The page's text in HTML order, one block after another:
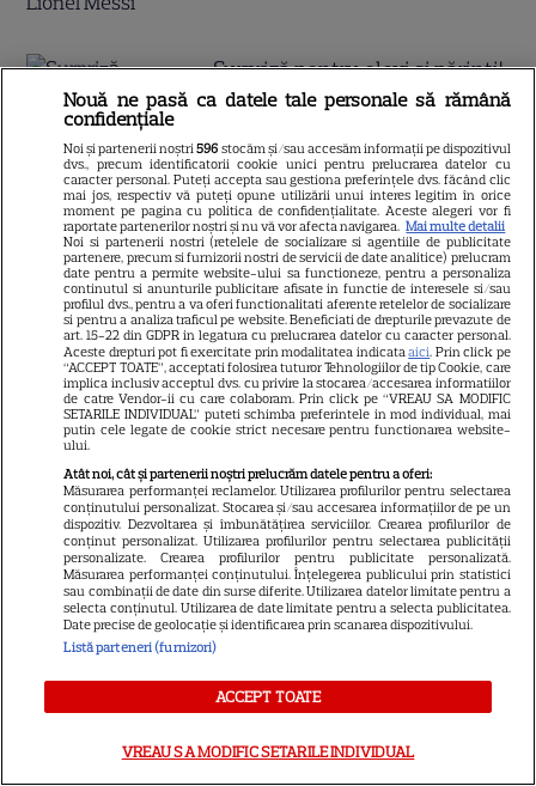
Surpriză pentru elevi și părinți!
Școala începe mai devreme ca
decis Ministerul Educației
Tragedia înfiorătoare a
momentului în România!
Artista noastră și-a luat Adio
pe Facebook și a murit! Am
aflat chiar acum și nu ne mai
revenim din șoc! Ce i s-a
întâmplat este crunt
SERIALE
Nouă ne pasă ca datele tale personale să rămână
confidențiale
Noi și partenerii noștri596 stocăm și/sau accesăm informații pe dispozitivul
dvs., precum identificatorii cookie unici pentru prelucrarea datelor cu
caracter personal. Puteți accepta sau gestiona preferințele dvs. făcând clic
mai jos, respectiv vă puteți opune utilizării unui interes legitim în orice
moment pe pagina cu politica de confidențialitate. Aceste alegeri vor fi
raportate partenerilor noștri și nu vă vor afecta navigarea. Mai multe detalii
Noi si partenerii nostri (retelele de socializare si agentiile de publicitate
partenere, precum si furnizorii nostri de servicii de date analitice) prelucram
date pentru a permite website-ului sa functioneze, pentru a personaliza
continutul si anunturile publicitare afisate in functie de interesele si/sau
profilul dvs., pentru a va oferi functionalitati aferente retelelor de socializare
si pentru a analiza traficul pe website. Beneficiati de drepturile prevazute de
art. 15-22 din GDPR in legatura cu prelucrarea datelor cu caracter personal.
Aceste drepturi pot fi exercitate prin modalitatea indicataaici. Prin click pe
“ACCEPT TOATE”, acceptati folosirea tuturor Tehnologiilor de tip Cookie, care
implica inclusiv acceptul dvs. cu privire la stocarea/accesarea informatiilor
de catre Vendor-ii cu care colaboram. Prin click pe “VREAU SA MODIFIC
SETARILE INDIVIDUAL” puteti schimba preferintele in mod individual, mai
putin cele legate de cookie strict necesare pentru functionarea website-
ului.
Atât noi, cât și partenerii noștri prelucrăm datele pentru a oferi:
Măsurarea performanței reclamelor. Utilizarea profilurilor pentru selectarea
conținutului personalizat. Stocarea și/sau accesarea informațiilor de pe un
dispozitiv. Dezvoltarea și îmbunătățirea serviciilor. Crearea profilurilor de
conținut personalizat. Utilizarea profilurilor pentru selectarea publicității
personalizate. Crearea profilurilor pentru publicitate personalizată.
Măsurarea performanței conținutului. Înțelegerea publicului prin statistici
sau combinații de date din surse diferite. Utilizarea datelor limitate pentru a
selecta conținutul. Utilizarea de date limitate pentru a selecta publicitatea.
Date precise de geolocație și identificarea prin scanarea dispozitivului.
Listă parteneri (furnizori)
ACCEPT TOATE
VREAU SA MODIFIC SETARILE INDIVIDUAL